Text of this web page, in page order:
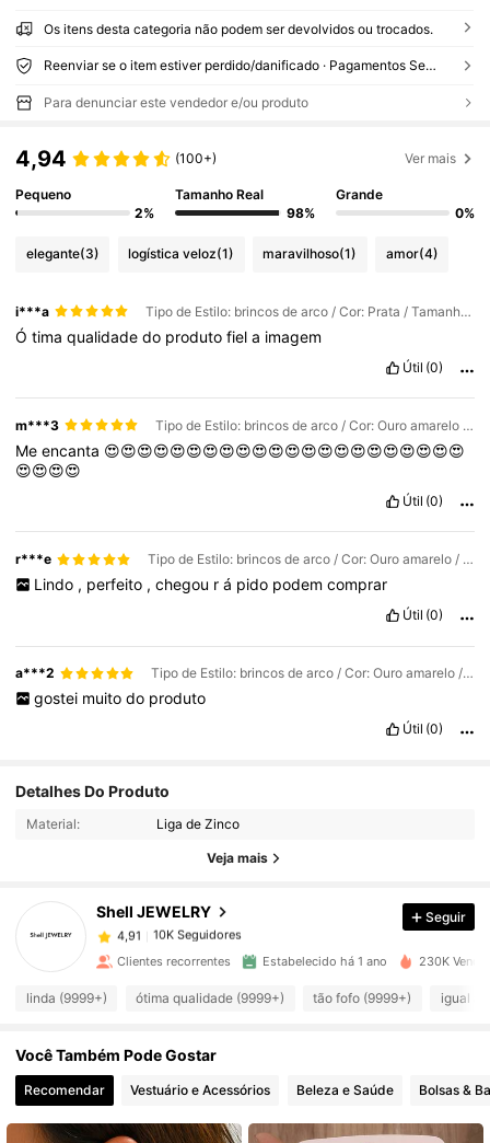
Os itens desta categoria não podem ser devolvidos ou trocados.
Reenviar se o item estiver perdido/danificado · Pagamentos Seguros · Proteção de privacidade
Para denunciar este vendedor e/ou produto
4,94 (100+) Ver mais
Pequeno
2%
Tamanho Real
98%
Grande
0%
elegante(3) logística veloz(1) maravilhoso(1) amor(4)
i***a Tipo de Estilo: brincos de arco / Cor: Prata / Tamanho: Tamanho Único
Ótimaqualidadedo produtofiela imagem
Útil (0)
m***3 Tipo de Estilo: brincos de arco / Cor: Ouro amarelo / Tamanho: Tamanho Único
Meencanta 😍😍😍😍😍😍😍😍😍😍😍😍😍😍😍😍😍😍😍😍😍😍
😍😍😍😍
Útil (0)
r***e Tipo de Estilo: brincos de arco / Cor: Ouro amarelo / Tamanho: Tamanho Único
Lindo , perfeito , chegou r á pido podem comprar
Útil (0)
a***2 Tipo de Estilo: brincos de arco / Cor: Ouro amarelo / Tamanho: Tamanho Único
gostei muito do produto
Útil (0)
Detalhes Do Produto
Material: Liga de Zinco
Veja mais
Shell JEWELRY
4,91
10K Seguidores
4,91 10K Seguidores
i***f pago1 dia atrás
4,91 10K Seguidores
4,91 10K Seguidores
Seguir
Clientes recorrentes Estabelecido há 1 ano 230K
linda (9999+) ótima qualidade (9999+) tão fofo (9999+) igual a
Você Também Pode Gostar
Recomendar Vestuário e Acessórios Beleza e Saúde Bolsas &